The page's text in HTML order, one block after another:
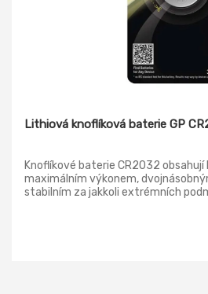
Lithiová knoflíková baterie GP
Knoflíkové baterie CR2032
maximálním výkonem,
stabilním za jakkoli extrémních